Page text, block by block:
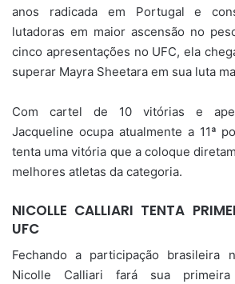
anos radicada em Portugal e
lutadoras em maior ascensão no
cinco apresentações no UFC, ela
superar Mayra Sheetara em sua luta
Com cartel de 10 vitórias e
Jacqueline ocupa atualmente a 11ª
tenta uma vitória que a coloque
melhores atletas da categoria.
NICOLLE CALLIARI TENTA
UFC
Fechando a participação brasileira
Nicolle Calliari fará sua primeira